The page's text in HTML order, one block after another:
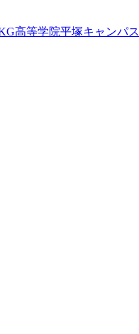
高等学院平塚キャンパス